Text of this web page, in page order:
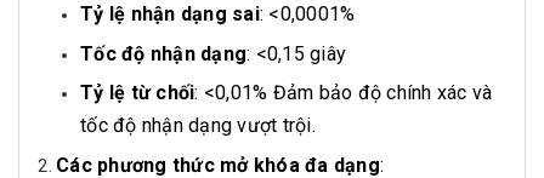
Tỷ lệ nhận dạng sai: <0,0001%
Tốc độ nhận dạng: <0,15 giây
Tỷ lệ từ chối: <0,01% Đảm bảo độ chính xác và
tốc độ nhận dạng vượt trội.
Các phương thức mở khóa đa dạng: